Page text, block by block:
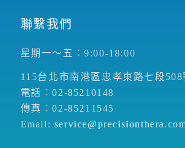
聯繫我們
星期一～五：9:00-18:00
115台北市南港區忠孝東路七段508
電話：02-85210148
傳真：02-85211545
Email: